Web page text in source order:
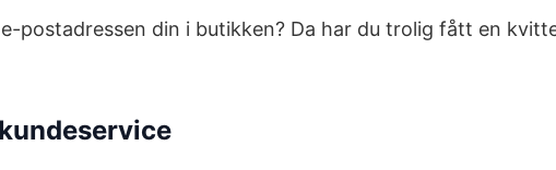
postadressen din i butikken? Da har du trolig fått en